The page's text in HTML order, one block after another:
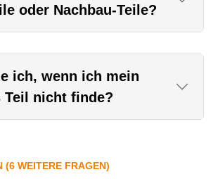
oder Nachbau-Teile?
ich, wenn ich mein
Teil nicht finde?
(6 WEITERE FRAGEN)